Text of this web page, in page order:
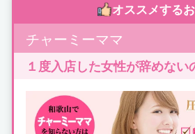
オススメする
チャーミーママ
１度入店した女性が辞めな